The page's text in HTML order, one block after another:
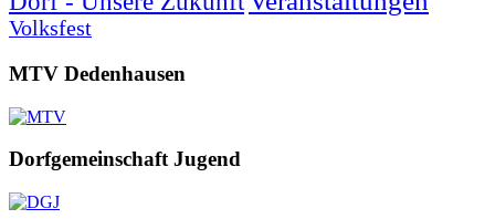
Volksfest
MTV Dedenhausen
Dorfgemeinschaft Jugend